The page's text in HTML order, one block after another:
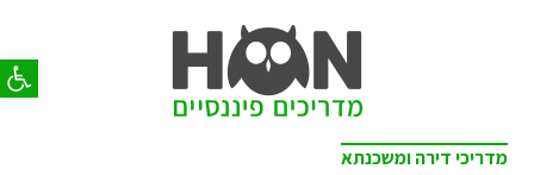
פתח
מדריכי דירה ומשכנתא